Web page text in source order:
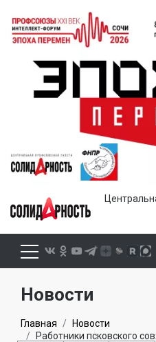
Новости
Главная
Новости
Работники псковского